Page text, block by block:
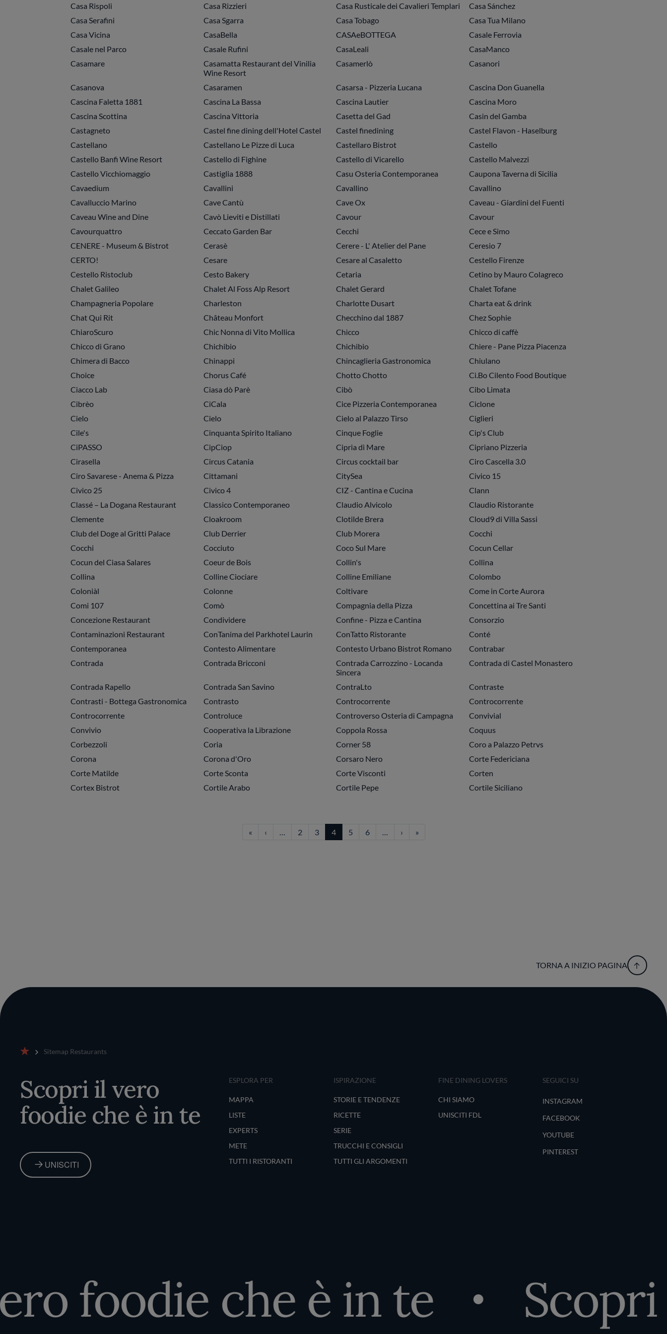
Casa Rispoli
Casa Rizzieri Casa Rusticale dei Cavalieri Templari
Casa Sánchez
Casa Serafini
Casa Sgarra Casa Tobago
Casa Tua Milano
Casa Vicina
CasaBella CASAeBOTTEGA
Casale Ferrovia
Casale nel Parco
Casale Rufini CasaLeali
CasaManco
Casamare
Casamatta Restaurant del Vinilia
Wine Resort
Casamerlò Casanori
Casanova Casaramen Casarsa - Pizzeria Lucana
Cascina Don Guanella
Cascina Faletta 1881
Cascina La Bassa Cascina Lautier
Cascina Moro
Cascina Scottina
Cascina Vittoria Casetta del Gad
Casin del Gamba
Castagneto
Castel fine dining dell'Hotel Castel Castel finedining
Castel Flavon - Haselburg
Castellano
Castellano Le Pizze di Luca Castellaro Bistrot
Castello
Castello Banfi Wine Resort
Castello di Fighine Castello di Vicarello
Castello Malvezzi
Castello Vicchiomaggio
Castiglia 1888 Casu Osteria Contemporanea
Caupona Taverna di Sicilia
Cavaedium
Cavallini Cavallino
Cavallino
Cavalluccio Marino
Cave Cantù Cave Ox
Caveau - Giardini del Fuenti
Caveau Wine and Dine
Cavò Lieviti e Distillati Cavour
Cavour
Cavourquattro
Ceccato Garden Bar Cecchi
Cece e Simo
CENERE - Museum & Bistrot
Cerasè Cerere - L' Atelier del Pane
Ceresio 7
CERTO!
Cesare Cesare al Casaletto
Cestello Firenze
Cestello Ristoclub
Cesto Bakery Cetaria
Cetino by Mauro Colagreco
Chalet Galileo
Chalet Al Foss Alp Resort Chalet Gerard
Chalet Tofane
Champagneria Popolare
Charleston Charlotte Dusart
Charta eat & drink
Chat Qui Rit
Château Monfort Checchino dal 1887
Chez Sophie
ChiaroScuro
Chic Nonna di Vito Mollica Chicco
Chicco di caffè
Chicco di Grano
Chichibio Chichibio
Chiere - Pane Pizza Piacenza
Chimera di Bacco
Chinappi Chincaglieria Gastronomica
Chiulano
Choice
Chorus Café Chotto Chotto
Ci.Bo Cilento Food Boutique
Ciacco Lab
Ciasa dò Parè Cibò
Cibo Limata
Cibrèo
CiCala Cice Pizzeria Contemporanea
Ciclone
Cielo
Cielo Cielo al Palazzo Tirso
Ciglieri
Cile's
Cinquanta Spirito Italiano Cinque Foglie
Cip's Club
CiPASSO
CipCiop Cipria di Mare
Cipriano Pizzeria
Cirasella
Circus Catania Circus cocktail bar
Ciro Cascella 3.0
Ciro Savarese - Anema & Pizza
Cittamani CitySea
Civico 15
Civico 25
Civico 4 CIZ - Cantina e Cucina
Clann
Classé – La Dogana Restaurant
Classico Contemporaneo Claudio Alvicolo
Claudio Ristorante
Clemente
Cloakroom Clotilde Brera
Cloud9 di Villa Sassi
Club del Doge al Gritti Palace
Club Derrier Club Morera
Cocchi
Cocchi
Cocciuto Coco Sul Mare
Cocun Cellar
Cocun del Ciasa Salares
Coeur de Bois Collin's
Collina
Collina
Colline Ciociare Colline Emiliane
Colombo
Coloniàl
Colonne Coltivare
Come in Corte Aurora
Comi 107
Comò Compagnia della Pizza
Concettina ai Tre Santi
Concezione Restaurant
Condividere Confine - Pizza e Cantina
Consorzio
Contaminazioni Restaurant
ConTanima del Parkhotel Laurin ConTatto Ristorante
Conté
Contemporanea
Contesto Alimentare Contesto Urbano Bistrot Romano
Contrabar
Contrada
Contrada Bricconi
Contrada Carrozzino - Locanda
Sincera
Contrada di Castel Monastero
Contrada Rapello Contrada San Savino ContraLto
Contraste
Contrasti - Bottega Gastronomica
Contrasto Controcorrente
Controcorrente
Controcorrente
Controluce Controverso Osteria di Campagna
Convivial
Convivio
Cooperativa la Librazione Coppola Rossa
Coquus
Corbezzoli
Coria Corner 58
Coro a Palazzo Petrvs
Corona
Corona d'Oro Corsaro Nero
Corte Federiciana
Corte Matilde
Corte Sconta Corte Visconti
Corten
Cortex Bistrot
Cortile Arabo Cortile Pepe Cortile Siciliano
«Prima pagina
‹Pagina precedente
… 2 3 4 5 6 … ›Pagina successiva
»Ultima pagina
TORNA A INIZIO PAGINA
Sitemap Restaurants
Scopri il vero
foodie che è in te
UNISCITI
ESPLORA PER
MAPPA
LISTE
EXPERTS
METE
TUTTI I RISTORANTI
ISPIRAZIONE
STORIE E TENDENZE
RICETTE
SERIE
TRUCCHI E CONSIGLI
TUTTI GLI ARGOMENTI
FINE DINING LOVERS
CHI SIAMO
UNISCITI FDL
SEGUICI SU
INSTAGRAM
FACEBOOK
YOUTUBE
PINTEREST
foodie che è in te Scopri